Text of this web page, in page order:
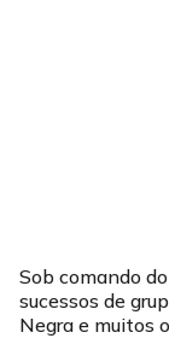
Sob comando
sucessos de
Negra e muitos